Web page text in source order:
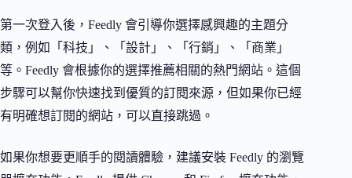
第一次登入後，Feedly 會引導你選擇感興趣的主題分
類，例如「科技」、「設計」、「行銷」、「商業」
等。Feedly 會根據你的選擇推薦相關的熱門網站。這個
步驟可以幫你快速找到優質的訂閱來源，但如果你已經
有明確想訂閱的網站，可以直接跳過。
如果你想要更順手的閱讀體驗，建議安裝 Feedly 的瀏覽